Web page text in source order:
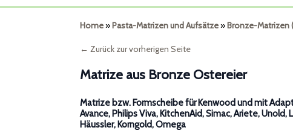
Home»Pasta-Matrizen und Aufsätze»Bronze-Matrizen
← Zurück zur vorherigen Seite
Matrize aus Bronze Ostereier
Matrize bzw. Formscheibe für Kenwood und mit
Avance, Philips Viva, KitchenAid, Simac, Ariete, Unold,
Häussler, Korngold, Omega